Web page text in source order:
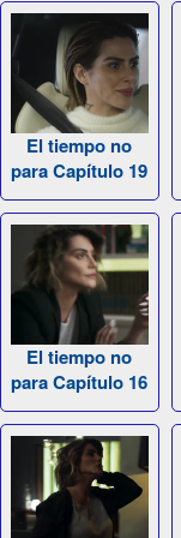
El tiempo no
para Capítulo 19
El tiempo no
para Capítulo 16